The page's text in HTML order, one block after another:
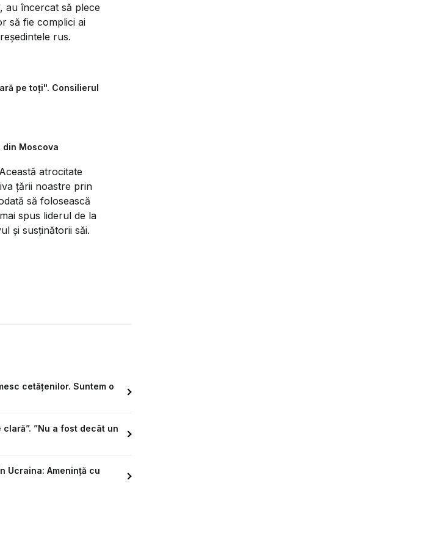
au încercat să plece
să fie complici ai
rus.
pe toți". Consilierul
Moscova
atrocitate
ţării noastre prin
să folosească
spus liderul de la
şi susţinătorii săi.
cetățenilor. Suntem o
”Nu a fost decât un
Ucraina: Amenință cu